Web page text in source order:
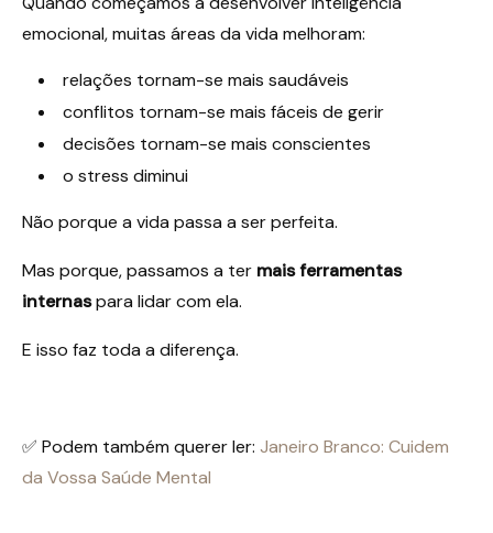
emocional, muitas áreas da vida melhoram:
relações tornam-se mais saudáveis
conflitos tornam-se mais fáceis de gerir
decisões tornam-se mais conscientes
o stress diminui
Não porque a vida passa a ser perfeita.
Mas porque, passamos a ter mais ferramentas
internaspara lidar com ela.
E isso faz toda a diferença.
✅ Podem também querer ler: Janeiro Branco: Cuidem
da Vossa Saúde Mental